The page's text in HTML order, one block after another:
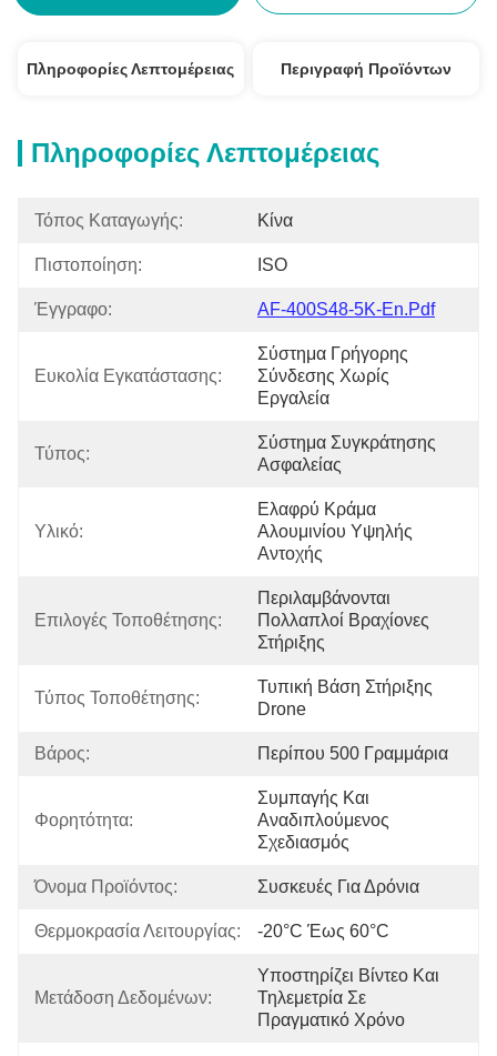
Πληροφορίες Λεπτομέρειας Περιγραφή Προϊόντων
Πληροφορίες Λεπτομέρειας
Τόπος Καταγωγής: Κίνα
Πιστοποίηση: ISO
Έγγραφο: AF-400S48-5K-En.pdf
Ευκολία Εγκατάστασης:
Σύστημα Γρήγορης
Σύνδεσης Χωρίς
Εργαλεία
Τύπος:
Σύστημα Συγκράτησης
Ασφαλείας
Υλικό:
Ελαφρύ Κράμα
Αλουμινίου Υψηλής
Αντοχής
Επιλογές Τοποθέτησης:
Περιλαμβάνονται
Πολλαπλοί Βραχίονες
Στήριξης
Τύπος Τοποθέτησης:
Τυπική Βάση Στήριξης
Drone
Βάρος: Περίπου 500 Γραμμάρια
Φορητότητα:
Συμπαγής Και
Αναδιπλούμενος
Σχεδιασμός
Όνομα Προϊόντος: Συσκευές Για Δρόνια
Θερμοκρασία Λειτουργίας: -20°C Έως 60°C
Μετάδοση Δεδομένων:
Υποστηρίζει Βίντεο Και
Τηλεμετρία Σε
Πραγματικό Χρόνο